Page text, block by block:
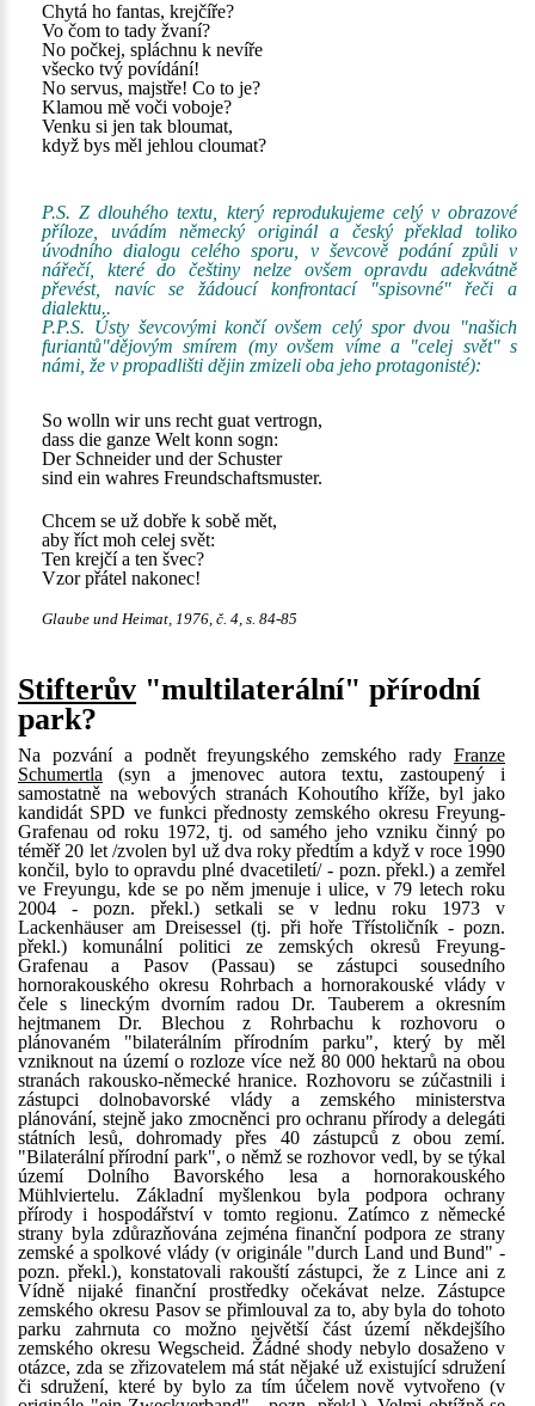
Chytá ho fantas, krejčíře?
Vo čom to tady žvaní?
No počkej, spláchnu k nevíře
všecko tvý povídání!
No servus, majstře! Co to je?
Klamou mě voči voboje?
Venku si jen tak bloumat,
když bys měl jehlou cloumat?
P.S. Z dlouhého textu, který reprodukujeme celý v obrazové
příloze, uvádím německý originál a český překlad toliko
úvodního dialogu celého sporu, v ševcově podání způli v
nářečí, které do češtiny nelze ovšem opravdu adekvátně
převést, navíc se žádoucí konfrontací "spisovné" řeči a
dialektu..
P.P.S. Ústy ševcovými končí ovšem celý spor dvou "našich
furiantů"dějovým smírem (my ovšem víme a "celej svět" s
námi, že v propadlišti dějin zmizeli oba jeho protagonisté):
So wolln wir uns recht guat vertrogn,
dass die ganze Welt konn sogn:
Der Schneider und der Schuster
sind ein wahres Freundschaftsmuster.
Chcem se už dobře k sobě mět,
aby říct moh celej svět:
Ten krejčí a ten švec?
Vzor přátel nakonec!
Glaube und Heimat, 1976, č. 4, s. 84-85
Stifterův "multilaterální" přírodní
park?
Na pozvání a podnět freyungského zemského rady Franze
Schumertla (syn a jmenovec autora textu, zastoupený i
samostatně na webových stranách Kohoutího kříže, byl jako
kandidát SPD ve funkci přednosty zemského okresu Freyung-
Grafenau od roku 1972, tj. od samého jeho vzniku činný po
téměř 20 let /zvolen byl už dva roky předtím a když v roce 1990
končil, bylo to opravdu plné dvacetiletí/ - pozn. překl.) a zemřel
ve Freyungu, kde se po něm jmenuje i ulice, v 79 letech roku
2004 - pozn. překl.) setkali se v lednu roku 1973 v
Lackenhäuser am Dreisessel (tj. při hoře Třístoličník - pozn.
překl.) komunální politici ze zemských okresů Freyung-
Grafenau a Pasov (Passau) se zástupci sousedního
hornorakouského okresu Rohrbach a hornorakouské vlády v
čele s lineckým dvorním radou Dr. Tauberem a okresním
hejtmanem Dr. Blechou z Rohrbachu k rozhovoru o
plánovaném "bilaterálním přírodním parku", který by měl
vzniknout na území o rozloze více než 80 000 hektarů na obou
stranách rakousko-německé hranice. Rozhovoru se zúčastnili i
zástupci dolnobavorské vlády a zemského ministerstva
plánování, stejně jako zmocněnci pro ochranu přírody a delegáti
státních lesů, dohromady přes 40 zástupců z obou zemí.
"Bilaterální přírodní park", o němž se rozhovor vedl, by se týkal
území Dolního Bavorského lesa a hornorakouského
Mühlviertelu. Základní myšlenkou byla podpora ochrany
přírody i hospodářství v tomto regionu. Zatímco z německé
strany byla zdůrazňována zejména finanční podpora ze strany
zemské a spolkové vlády (v originále "durch Land und Bund" -
pozn. překl.), konstatovali rakouští zástupci, že z Lince ani z
Vídně nijaké finanční prostředky očekávat nelze. Zástupce
zemského okresu Pasov se přimlouval za to, aby byla do tohoto
parku zahrnuta co možno největší část území někdejšího
zemského okresu Wegscheid. Žádné shody nebylo dosaženo v
otázce, zda se zřizovatelem má stát nějaké už existující sdružení
či sdružení, které by bylo za tím účelem nově vytvořeno (v